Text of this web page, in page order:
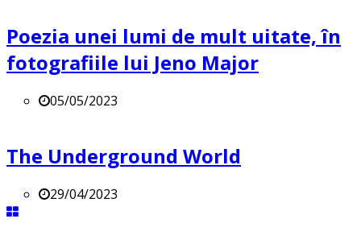
Poezia unei lumi de mult uitate, în
fotografiile lui Jeno Major
05/05/2023
The Underground World
29/04/2023